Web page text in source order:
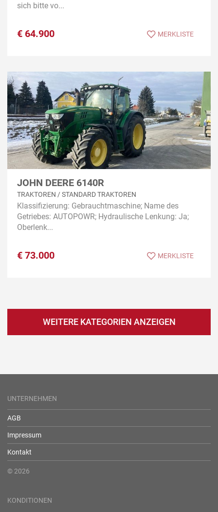
sich bitte vo...
€ 64.900 MERKLISTE
JOHN DEERE 6140R
TRAKTOREN / STANDARD TRAKTOREN
Klassifizierung: Gebrauchtmaschine; Name des
Getriebes: AUTOPOWR; Hydraulische Lenkung: Ja;
Oberlenk...
€ 73.000 MERKLISTE
WEITERE KATEGORIEN ANZEIGEN
UNTERNEHMEN
AGB
Impressum
Kontakt
© 2026
KONDITIONEN